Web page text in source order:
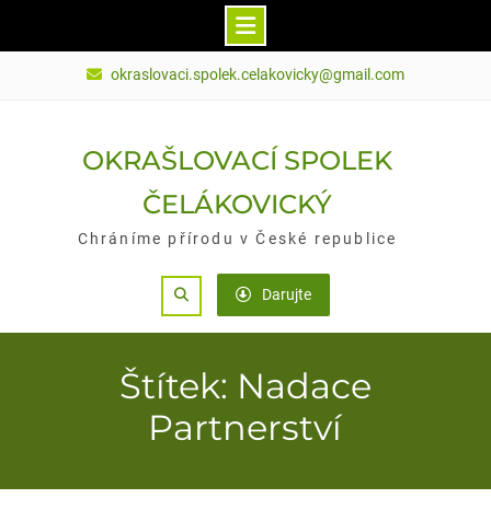
okraslovaci.spolek.celakovicky@gmail.com
OKRAŠLOVACÍ SPOLEK
ČELÁKOVICKÝ
Chráníme přírodu v České republice
Search Darujte
Štítek: Nadace
Partnerství